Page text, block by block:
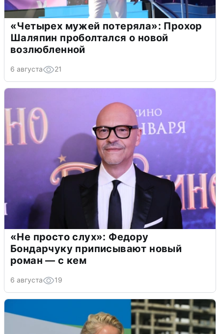
«Четырех мужей потеряла»: Прохор
Шаляпин проболтался о новой
возлюбленной
6 августа 21
«Не просто слух»: Федору
Бондарчуку приписывают новый
роман — с кем
6 августа 19